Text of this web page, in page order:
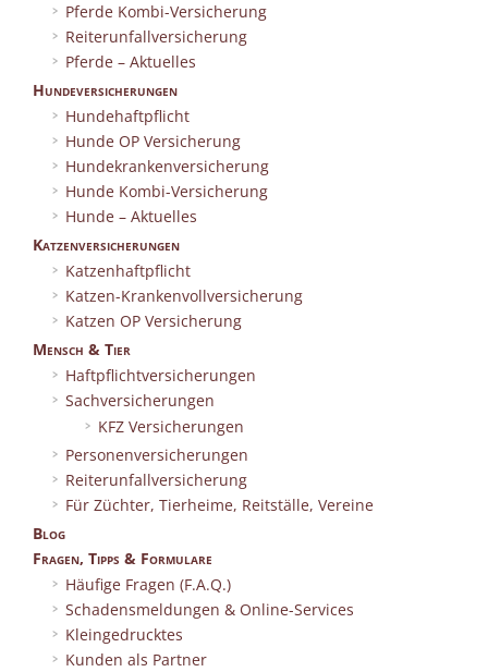
Pferde Kombi-Versicherung
Reiterunfallversicherung
Pferde – Aktuelles
Hundeversicherungen
Hundehaftpflicht
Hunde OP Versicherung
Hundekrankenversicherung
Hunde Kombi-Versicherung
Hunde – Aktuelles
Katzenversicherungen
Katzenhaftpflicht
Katzen-Krankenvollversicherung
Katzen OP Versicherung
Mensch & Tier
Haftpflichtversicherungen
Sachversicherungen
KFZ Versicherungen
Personenversicherungen
Reiterunfallversicherung
Für Züchter, Tierheime, Reitställe, Vereine
Blog
Fragen, Tipps & Formulare
Häufige Fragen (F.A.Q.)
Schadensmeldungen & Online-Services
Kleingedrucktes
Kunden als Partner